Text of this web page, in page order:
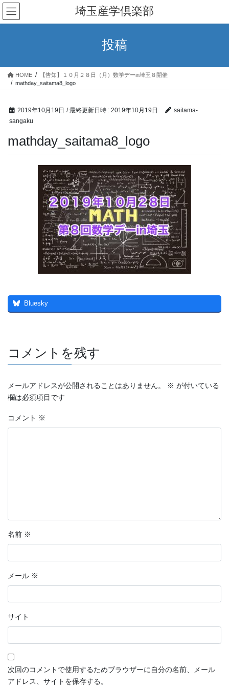
コ
ン
テ
ス
ナ
ビ
ゲ
ン
埼玉産学倶楽部
投稿
HOME
【告知】１０月２８日（月）数学デーin埼玉８開催
mathday_saitama8_logo
2019年10月19日 / 最終更新日時 : 2019年10月19日
saitama-
sangaku
mathday_saitama8_logo
Bluesky
コメントを残す
メールアドレスが公開されることはありません。 ※ が付いている
欄は必須項目です
コメント ※
名前 ※
メール ※
サイト
次回のコメントで使用するためブラウザーに自分の名前、メール
アドレス、サイトを保存する。